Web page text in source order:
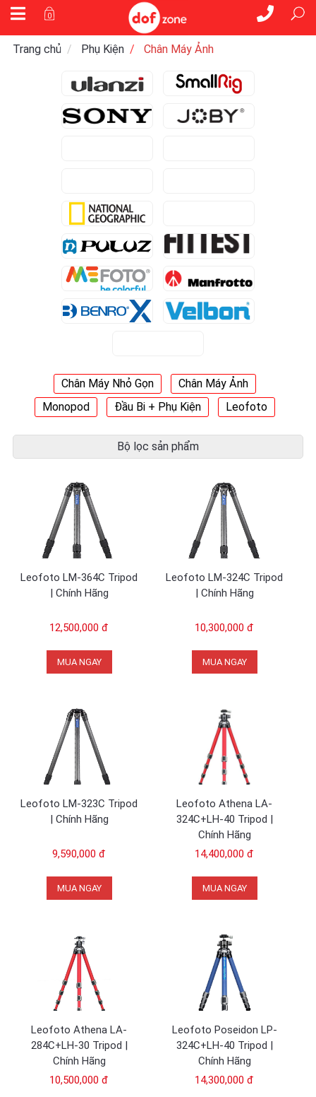
0
Trang chủ Phụ Kiện Chân Máy Ảnh
Chân Máy Nhỏ Gọn
Chân Máy Ảnh
Monopod
Đầu Bi + Phụ Kiện Leofoto
Bộ lọc sản phẩm
Leofoto LM-364C Tripod
| Chính Hãng
12,500,000 đ
MUA NGAY
Leofoto LM-324C Tripod
| Chính Hãng
10,300,000 đ
MUA NGAY
Leofoto LM-323C Tripod
| Chính Hãng
9,590,000 đ
MUA NGAY
Leofoto Athena LA-
324C+LH-40 Tripod |
Chính Hãng
14,400,000 đ
MUA NGAY
Leofoto Athena LA-
284C+LH-30 Tripod |
Chính Hãng
10,500,000 đ
Leofoto Poseidon LP-
324C+LH-40 Tripod |
Chính Hãng
14,300,000 đ